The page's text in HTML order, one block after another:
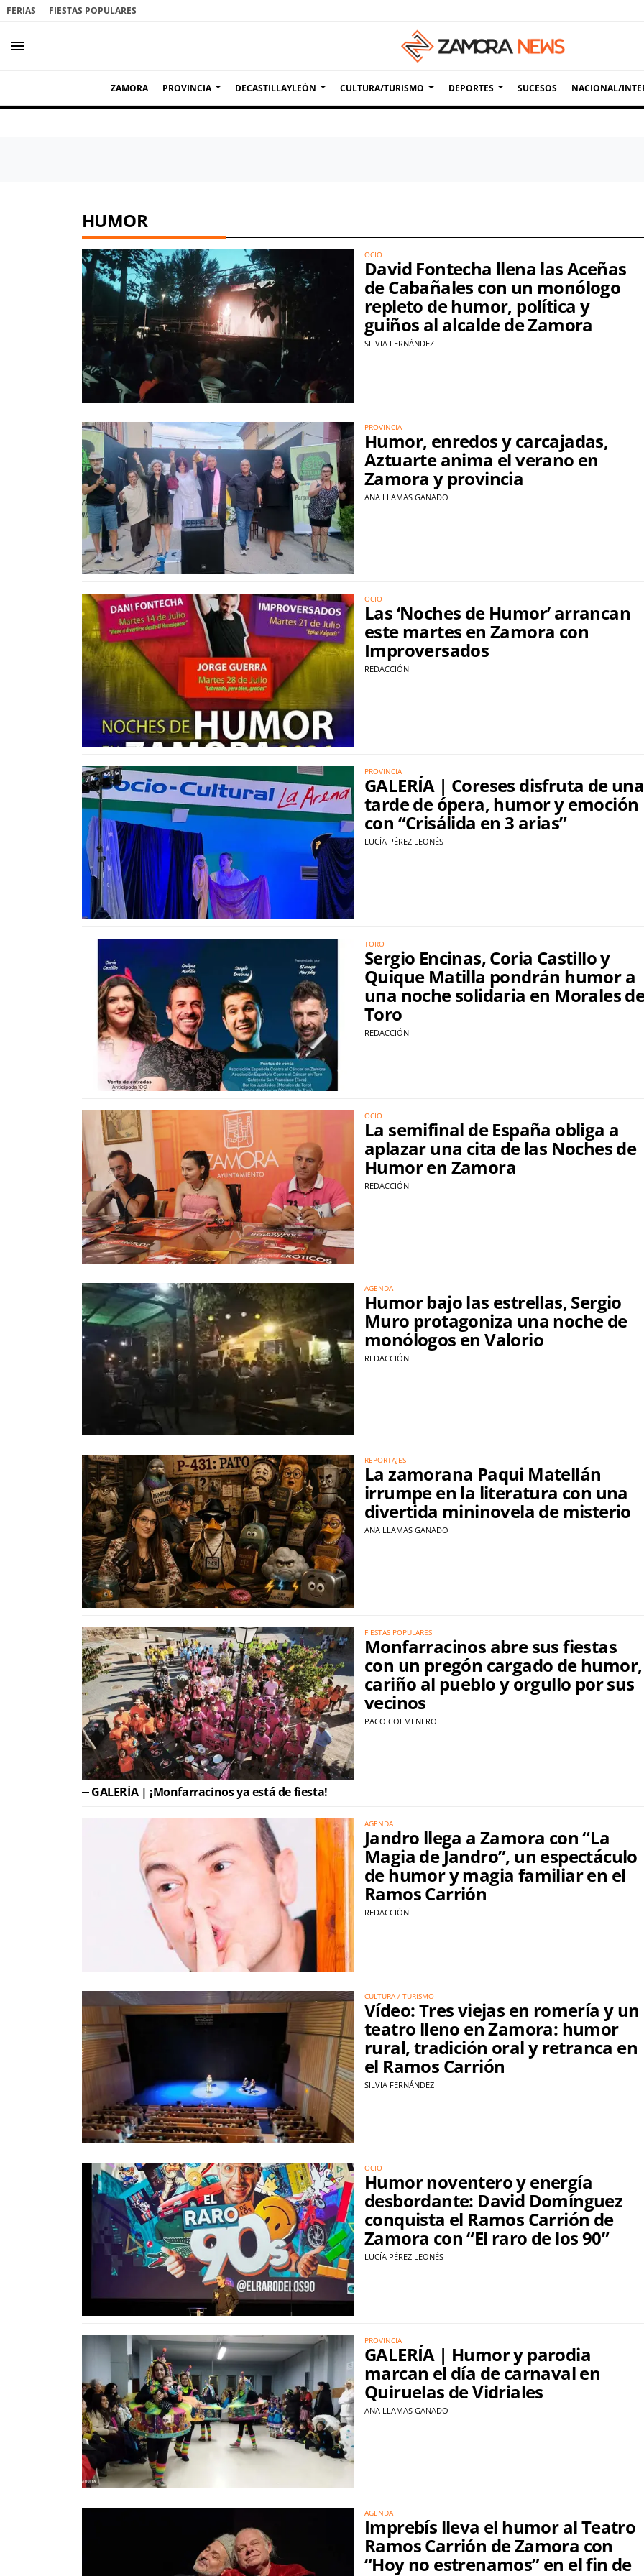
FERIAS FIESTAS POPULARES
menu
ZAMORA PROVINCIA DECASTILLAYLEÓN CULTURA/TURISMO DEPORTES SUCESOS NACIONAL/
HUMOR
OCIO
David Fontecha llena las Aceñas
de Cabañales con un monólogo
repleto de humor, política y
guiños al alcalde de Zamora
SILVIA FERNÁNDEZ
PROVINCIA
Humor, enredos y carcajadas,
Aztuarte anima el verano en
Zamora y provincia
ANA LLAMAS GANADO
OCIO
Las ‘Noches de Humor’ arrancan
este martes en Zamora con
Improversados
REDACCIÓN
PROVINCIA
GALERÍA | Coreses disfruta de una
tarde de ópera, humor y emoción
con “Crisálida en 3 arias”
LUCÍA PÉREZ LEONÉS
TORO
Sergio Encinas, Coria Castillo y
Quique Matilla pondrán humor a
una noche solidaria en Morales
Toro
REDACCIÓN
OCIO
La semifinal de España obliga a
aplazar una cita de las Noches de
Humor en Zamora
REDACCIÓN
AGENDA
Humor bajo las estrellas, Sergio
Muro protagoniza una noche de
monólogos en Valorio
REDACCIÓN
REPORTAJES
La zamorana Paqui Matellán
irrumpe en la literatura con una
divertida mininovela de misterio
ANA LLAMAS GANADO
FIESTAS POPULARES
Monfarracinos abre sus fiestas
con un pregón cargado de humor,
cariño al pueblo y orgullo por sus
vecinos
PACO COLMENERO
GALERÍA | ¡Monfarracinos ya está de fiesta!
AGENDA
Jandro llega a Zamora con “La
Magia de Jandro”, un espectáculo
de humor y magia familiar en el
Ramos Carrión
REDACCIÓN
CULTURA / TURISMO
Vídeo: Tres viejas en romería y un
teatro lleno en Zamora: humor
rural, tradición oral y retranca en
el Ramos Carrión
SILVIA FERNÁNDEZ
OCIO
Humor noventero y energía
desbordante: David Domínguez
conquista el Ramos Carrión de
Zamora con “El raro de los 90”
LUCÍA PÉREZ LEONÉS
PROVINCIA
GALERÍA | Humor y parodia
marcan el día de carnaval en
Quiruelas de Vidriales
ANA LLAMAS GANADO
AGENDA
Imprebís lleva el humor al Teatro
Ramos Carrión de Zamora con
“Hoy no estrenamos” en el fin de